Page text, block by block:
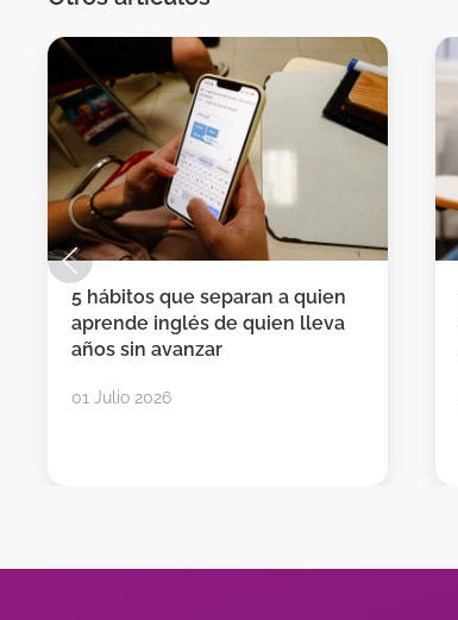
5 hábitos que separan a quien
aprende inglés de quien lleva
años sin avanzar
01 Julio 2026